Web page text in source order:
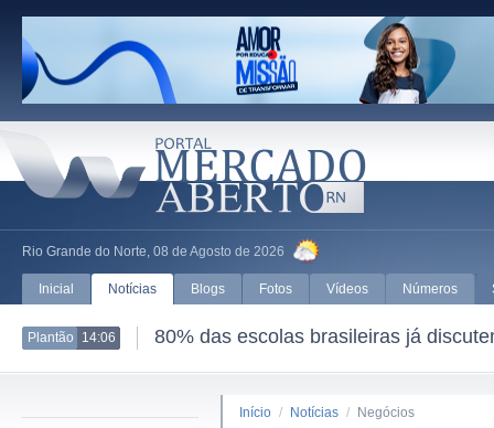
Rio Grande do Norte, 08 de Agosto de 2026
Inicial Notícias Blogs Fotos Vídeos Números
Plantão 14:06 80% das escolas brasileiras já
Início / Notícias / Negócios